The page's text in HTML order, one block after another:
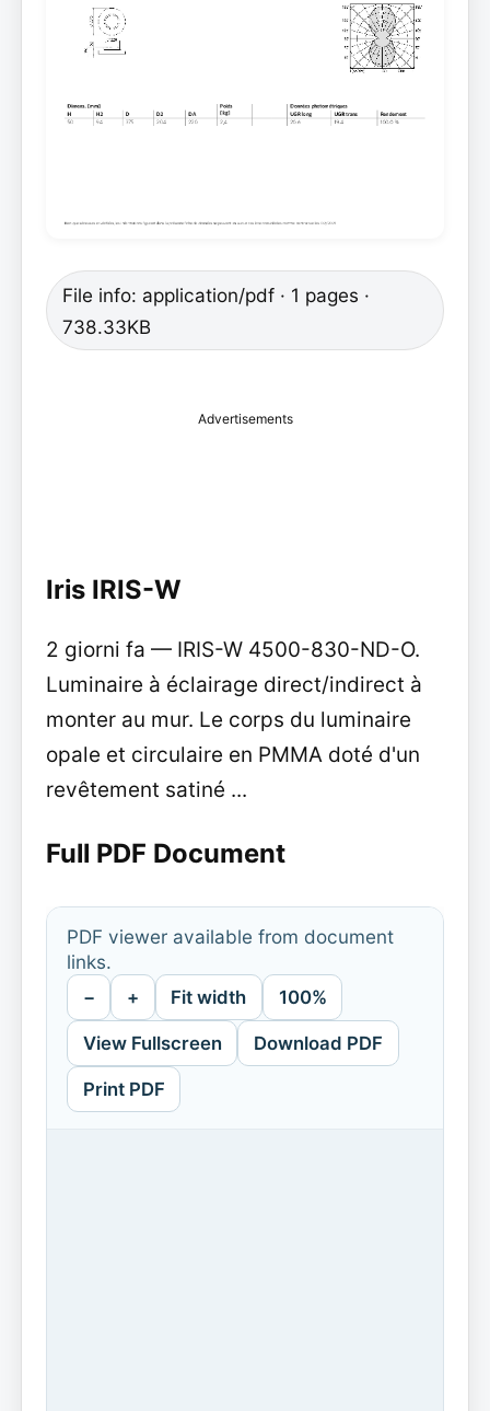
File info: application/pdf · 1 pages ·
738.33KB
Advertisements
Iris IRIS-W
2 giorni fa — IRIS-W 4500-830-ND-O.
Luminaire à éclairage direct/indirect à
monter au mur. Le corps du luminaire
opale et circulaire en PMMA doté d'un
revêtement satiné ...
Full PDF Document
PDF viewer available from document
links.
− + Fit width 100%
View Fullscreen Download PDF
Print PDF